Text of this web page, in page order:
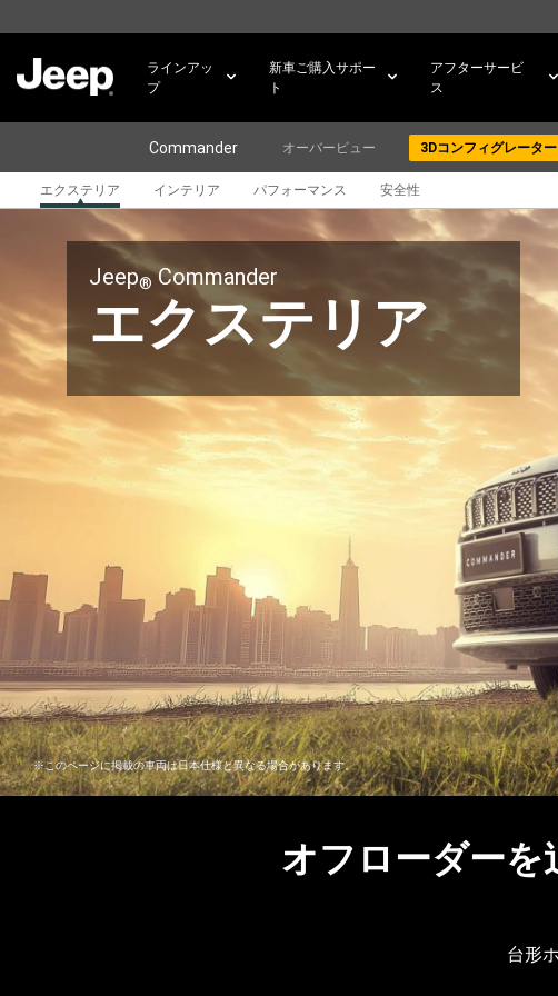
MAIN
ラインアッ
プ
新車ご購入サポー
ト
アフターサービ
ス
Commander オーバービュー 3Dコンフィグレーター
エクステリア インテリア パフォーマンス 安全性
SKIP TO
NAVIGATION
※このページに掲載の車両は日本仕様と異なる場合があります。
Jeep®︎ Commander
エクステリア
オフローダーを
台形